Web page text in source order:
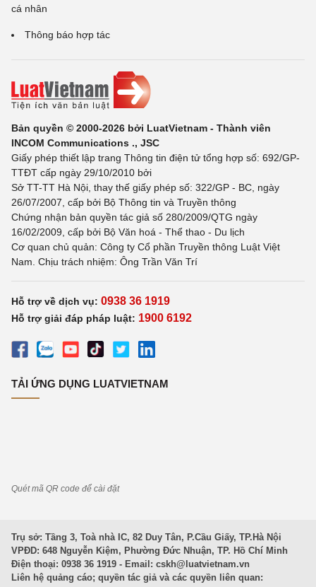
cá nhân
Thông báo hợp tác
Bản quyền © 2000-2026 bởi LuatVietnam - Thành viên
INCOM Communications ., JSC
Giấy phép thiết lập trang Thông tin điện tử tổng hợp số: 692/GP-
TTĐT cấp ngày 29/10/2010 bởi
Sở TT-TT Hà Nội, thay thế giấy phép số: 322/GP - BC, ngày
26/07/2007, cấp bởi Bộ Thông tin và Truyền thông
Chứng nhận bản quyền tác giả số 280/2009/QTG ngày
16/02/2009, cấp bởi Bộ Văn hoá - Thể thao - Du lịch
Cơ quan chủ quản: Công ty Cổ phần Truyền thông Luật Việt
Nam. Chịu trách nhiệm: Ông Trần Văn Trí
Hỗ trợ về dịch vụ: 0938 36 1919
Hỗ trợ giải đáp pháp luật: 1900 6192
TẢI ỨNG DỤNG LUATVIETNAM
Quét mã QR code để cài đặt
Trụ sở: Tầng 3, Toà nhà IC, 82 Duy Tân, P.Cầu Giấy, TP.Hà Nội
VPĐD: 648 Nguyễn Kiệm, Phường Đức Nhuận, TP. Hồ Chí Minh
Điện thoại: 0938 36 1919 - Email: cskh@luatvietnam.vn
Liên hệ quảng cáo; quyền tác giả và các quyền liên quan: